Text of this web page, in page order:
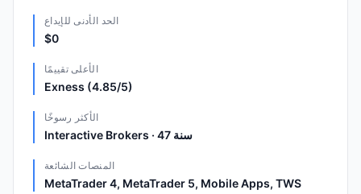
الحد الأدنى للإيداع
$0
الأعلى تقييمًا
Exness (4.85/5)
الأكثر رسوخًا
Interactive Brokers · 47 سنة
المنصات الشائعة
MetaTrader 4, MetaTrader 5, Mobile Apps, TWS